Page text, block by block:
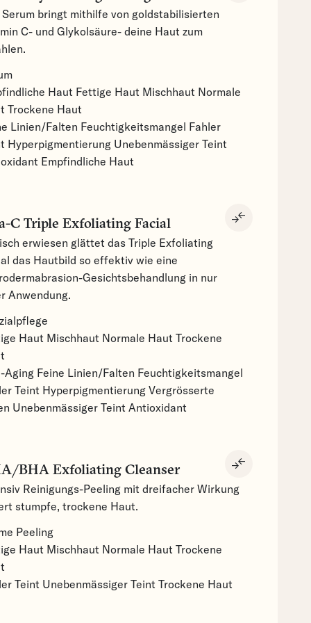
Serum bringt mithilfe von goldstabilisierten
C- und Glykolsäure- deine Haut zum
Haut Fettige Haut Mischhaut Normale
Trockene Haut
Linien/Falten Feuchtigkeitsmangel Fahler
Hyperpigmentierung Unebenmässiger Teint
Empfindliche Haut
compare_arrows
C Triple Exfoliating Facial
erwiesen glättet das Triple Exfoliating
das Hautbild so effektiv wie eine
Gesichtsbehandlung in nur
Anwendung.
Haut Mischhaut Normale Haut Trockene
Aging Feine Linien/Falten Feuchtigkeitsmangel
Teint Hyperpigmentierung Vergrösserte
Unebenmässiger Teint Antioxidant
compare_arrows
BHA Exfoliating Cleanser
Reinigungs-Peeling mit dreifacher Wirkung
stumpfe, trockene Haut.
Peeling
Haut Mischhaut Normale Haut Trockene
Teint Unebenmässiger Teint Trockene Haut